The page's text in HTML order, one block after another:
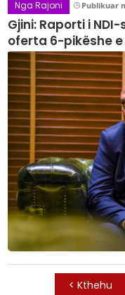
Nga Rajoni Publikuar
Gjini: Raporti i
oferta 6-pikëshe
< Kthehu